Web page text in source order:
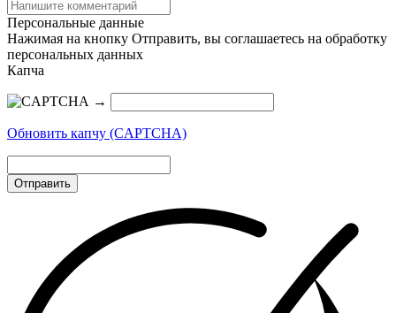
Персональные данные
Нажимая на кнопку Отправить, вы соглашаетесь на обработку
персональных данных
Капча
→
Обновить капчу (CAPTCHA)
Отправить